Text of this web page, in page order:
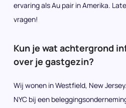
ervaring als Au pair in Amerika.
vragen!
Kun je wat achtergrond
over je gastgezin?
Wij wonen in Westfield, New
NYC bij een